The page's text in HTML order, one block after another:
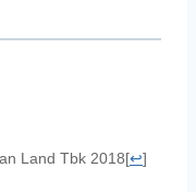
Land Tbk 2018[↩]